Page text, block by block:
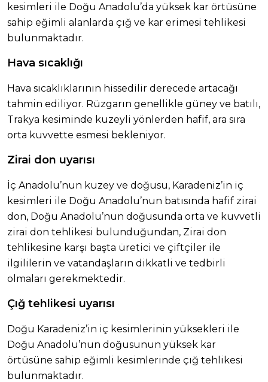
kesimleri ile Doğu Anadolu’da yüksek kar örtüsüne
sahip eğimli alanlarda çığ ve kar erimesi tehlikesi
bulunmaktadır.
Hava sıcaklığı
Hava sıcaklıklarının hissedilir derecede artacağı
tahmin ediliyor. Rüzgarın genellikle güney ve batılı,
Trakya kesiminde kuzeyli yönlerden hafif, ara sıra
orta kuvvette esmesi bekleniyor.
Zirai don uyarısı
İç Anadolu’nun kuzey ve doğusu, Karadeniz’in iç
kesimleri ile Doğu Anadolu’nun batısında hafif zirai
don, Doğu Anadolu’nun doğusunda orta ve kuvvetli
zirai don tehlikesi bulunduğundan, Zirai don
tehlikesine karşı başta üretici ve çiftçiler ile
ilgililerin ve vatandaşların dikkatli ve tedbirli
olmaları gerekmektedir.
Çığ tehlikesi uyarısı
Doğu Karadeniz’in iç kesimlerinin yüksekleri ile
Doğu Anadolu’nun doğusunun yüksek kar
örtüsüne sahip eğimli kesimlerinde çığ tehlikesi
bulunmaktadır.